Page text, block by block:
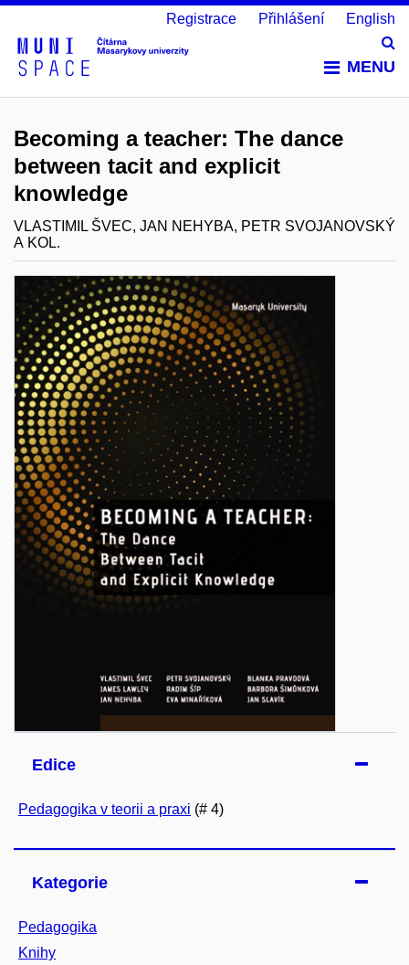
MENU
Registrace Přihlášení English
Becoming a teacher: The dance
between tacit and explicit
knowledge
VLASTIMIL ŠVEC, JAN NEHYBA, PETR SVOJANOVSKÝ
A KOL.
Edice
Pedagogika v teorii a praxi (# 4)
Kategorie
Pedagogika
Knihy